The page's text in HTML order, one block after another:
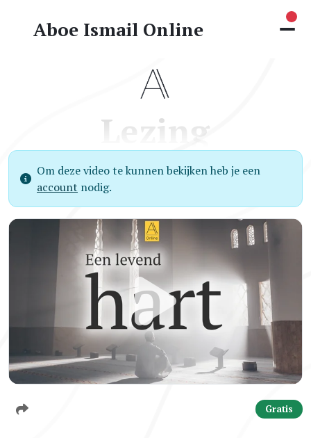
Aboe Ismail Online
Lezing
Om deze video te kunnen bekijken heb je een
account nodig.
Gratis